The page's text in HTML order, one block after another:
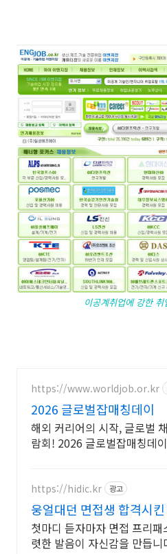
이공계취업에 강한
https://www.worldjob.or.kr
2026 글로벌잡매칭데이
해외 커리어의 시작, 글로벌
람회! 2026 글로벌잡매칭데
https://hidic.kr 광고
웅얼대던 면접생 합격시
접 합격 필수템
첫마디 듣자마자 면접 프리패
렷한 발음이 자신감을 만듭니